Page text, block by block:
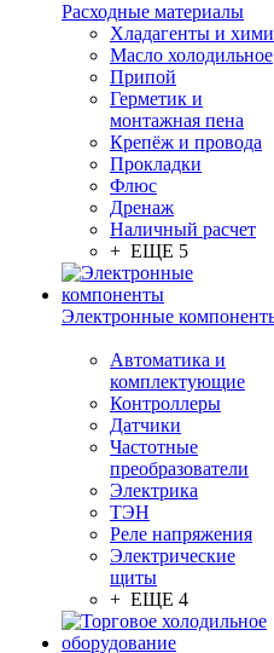
Расходные материалы
Хладагенты и
Масло холодильное
Припой
Герметик и
монтажная пена
Крепёж и провода
Прокладки
Флюс
Дренаж
Наличный расчет
+ ЕЩЕ 5
Электронные
Автоматика и
комплектующие
Контроллеры
Датчики
Частотные
преобразователи
Электрика
ТЭН
Реле напряжения
Электрические
щиты
+ ЕЩЕ 4